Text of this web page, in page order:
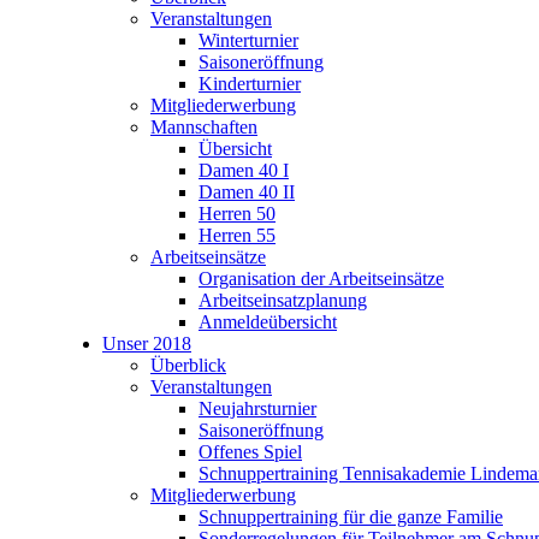
Veranstaltungen
Winterturnier
Saisoneröffnung
Kinderturnier
Mitgliederwerbung
Mannschaften
Übersicht
Damen 40 I
Damen 40 II
Herren 50
Herren 55
Arbeitseinsätze
Organisation der Arbeitseinsätze
Arbeitseinsatzplanung
Anmeldeübersicht
Unser 2018
Überblick
Veranstaltungen
Neujahrsturnier
Saisoneröffnung
Offenes Spiel
Schnuppertraining Tennisakademie
Mitgliederwerbung
Schnuppertraining für die ganze Familie